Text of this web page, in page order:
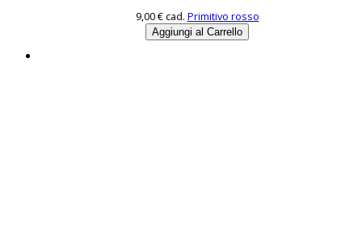
9,00 €cad. Primitivo rosso